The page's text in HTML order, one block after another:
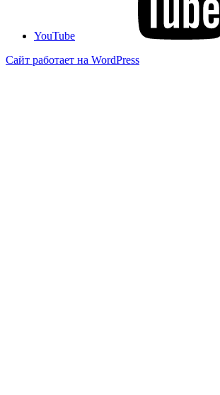
YouTube
Сайт работает на WordPress